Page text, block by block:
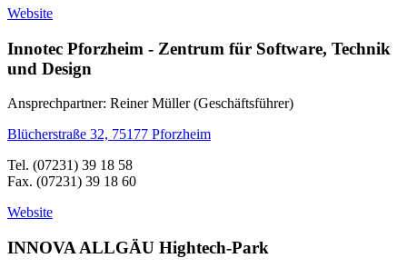
Website
Innotec Pforzheim - Zentrum für Software, Technik
und Design
Ansprechpartner: Reiner Müller (Geschäftsführer)
Blücherstraße 32, 75177 Pforzheim
Tel. (07231) 39 18 58
Fax. (07231) 39 18 60
Website
INNOVA ALLGÄU Hightech-Park